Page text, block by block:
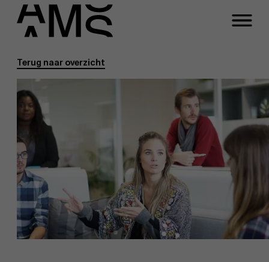
Programma's
Full-time programma's
Part-time programma's
Programma's op maat
Faculty
Terug naar overzicht